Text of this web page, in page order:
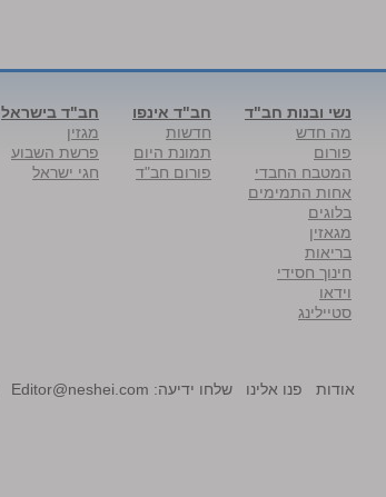
נשי ובנות חב"ד
מה חדש
פורום
המטבח החבדי
אחות התמימים
בלוגים
מגאזין
בריאות
חינוך חסידי
וידאו
סטיילינג
חב"ד אינפו
חדשות
תמונת היום
פורום חב"ד
חב"ד בישראל
מגזין
פרשת השבוע
חגי ישראל
אודות פנו אלינו שלחו ידיעה: Editor@neshei.com